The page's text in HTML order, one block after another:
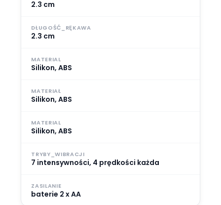
2.3 cm
DŁUGOŚĆ_RĘKAWA
2.3 cm
MATERIAL
Silikon, ABS
MATERIAŁ
Silikon, ABS
MATERIAL
Silikon, ABS
TRYBY_WIBRACJI
7 intensywności, 4 prędkości każda
ZASILANIE
baterie 2 x AA